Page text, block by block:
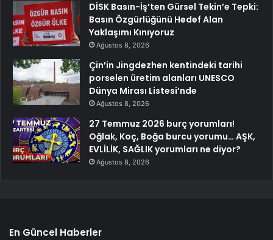
DİSK Basın-İş’ten Gürsel Tekin’e Tepki:
Basın Özgürlüğünü Hedef Alan
Yaklaşımı Kınıyoruz
Ağustos 8, 2026
Çin’in Jingdezhen kentindeki tarihi
porselen üretim alanları UNESCO
Dünya Mirası Listesi’nde
Ağustos 8, 2026
27 Temmuz 2026 burç yorumları!
Oğlak, Koç, Boğa burcu yorumu… AŞK,
EVLİLİK, SAĞLIK yorumları ne diyor?
Ağustos 8, 2026
En Güncel Haberler